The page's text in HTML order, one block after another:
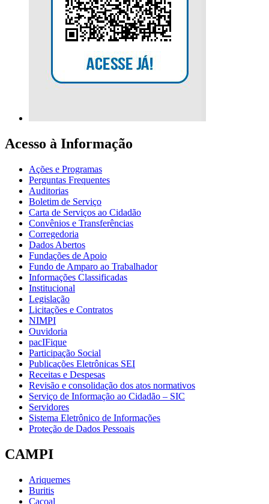
Acesso à Informação
Ações e Programas
Perguntas Frequentes
Auditorias
Boletim de Serviço
Carta de Serviços ao Cidadão
Convênios e Transferências
Corregedoria
Dados Abertos
Fundações de Apoio
Fundo de Amparo ao Trabalhador
Informações Classificadas
Institucional
Legislação
Licitações e Contratos
NIMPI
Ouvidoria
pacIFique
Participação Social
Publicações Eletrônicas SEI
Receitas e Despesas
Revisão e consolidação dos atos normativos
Serviço de Informação ao Cidadão – SIC
Servidores
Sistema Eletrônico de Informações
Proteção de Dados Pessoais
CAMPI
Ariquemes
Buritis
Cacoal